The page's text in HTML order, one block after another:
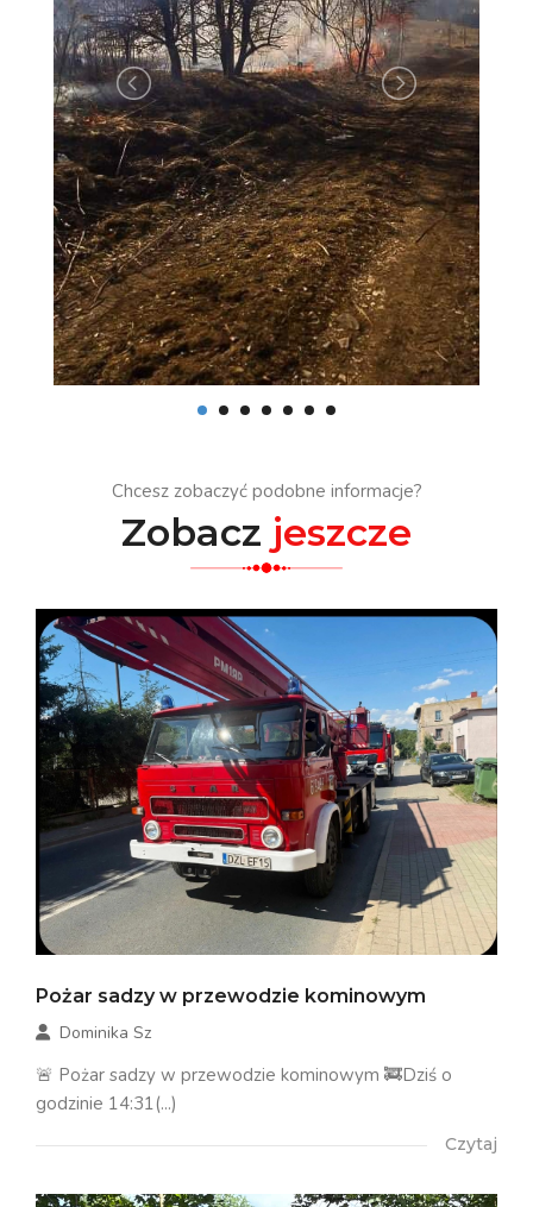
Chcesz zobaczyć podobne informacje?
Zobacz jeszcze
Pożar sadzy w przewodzie kominowym
Dominika Sz
🚨 Pożar sadzy w przewodzie kominowym 🚒Dziś o
godzinie 14:31(...)
Czytaj